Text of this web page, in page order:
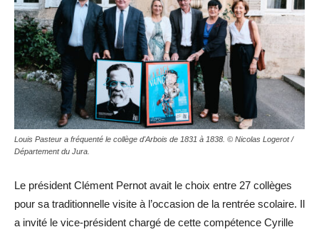
Louis Pasteur a fréquenté le collège d'Arbois de 1831 à 1838. © Nicolas Logerot /
Département du Jura.
Le président Clément Pernot avait le choix entre 27 collèges
pour sa traditionnelle visite à l’occasion de la rentrée scolaire. Il
a invité le vice-président chargé de cette compétence Cyrille